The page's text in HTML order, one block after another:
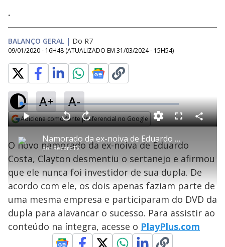
.
BALANÇO GERAL | Do R7
09/01/2020 - 16H48 (ATUALIZADO EM 31/03/2024 - 15H54)
A+ A-
Adicione como fonte preferencial no Google
P
l
a
y
Namorado da ex-noiva de Eduardo Costa diz que cantor nunca investiu em sua dupla
porRecordTV
P V
t
a
r
0
e
g
d
s
A
n
ç
a
1
s
e
u
n
o
s
L
o
a
d
e
4
.
1
4
%
F
l
s
c
n
C
o
i
l
a
O novo namorado da ex-noiva de Eduardo
Costa, Clayton desmentiu o sertanejo e afirmou
que ele nunca foi investidor de sua dupla. De
acordo com ele, os dois apenas faziam parte de
uma mesma empresa e participaram do DVD da
dupla para alavancar o sucesso. Para assistir ao
conteúdo na íntegra, acesse o PlayPlus.com